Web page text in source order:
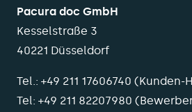
Pacura doc GmbH
Kesselstraße 3
40221 Düsseldorf
Tel.: +49 211 17606740 (Kunden-
Tel: +49 211 82207980